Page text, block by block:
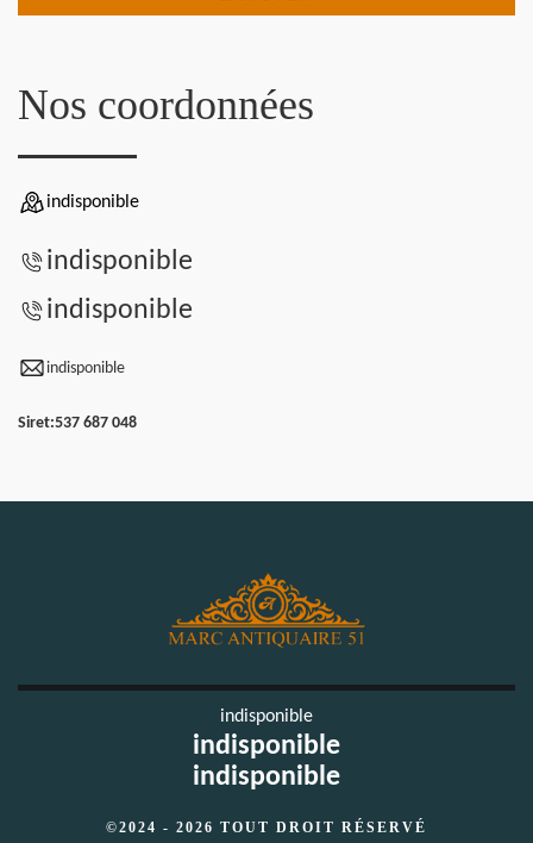
Nos coordonnées
indisponible
indisponible
indisponible
indisponible
Siret:537 687 048
indisponible
indisponible
indisponible
©2024 - 2026 TOUT DROIT RÉSERVÉ